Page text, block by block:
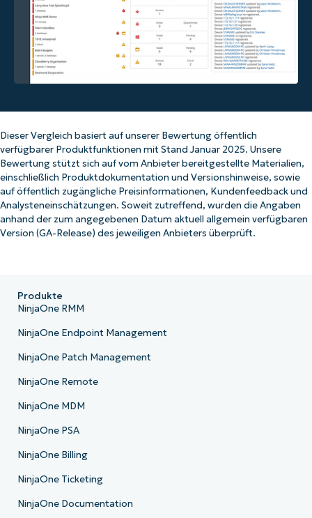
Dieser Vergleich basiert auf unserer Bewertung öffentlich
verfügbarer Produktfunktionen mit Stand Januar 2025. Unsere
Bewertung stützt sich auf vom Anbieter bereitgestellte Materialien,
einschließlich Produktdokumentation und Versionshinweise, sowie
auf öffentlich zugängliche Preisinformationen, Kundenfeedback und
Analysteneinschätzungen. Soweit zutreffend, wurden die Angaben
anhand der zum angegebenen Datum aktuell allgemein verfügbaren
Version (GA-Release) des jeweiligen Anbieters überprüft.
Produkte
NinjaOne RMM
NinjaOne Endpoint Management
NinjaOne Patch Management
NinjaOne Remote
NinjaOne MDM
NinjaOne PSA
NinjaOne Billing
NinjaOne Ticketing
NinjaOne Documentation